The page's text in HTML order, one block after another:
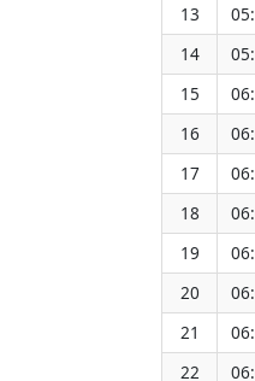
13
14
15
16
17
18
19
20
21
22